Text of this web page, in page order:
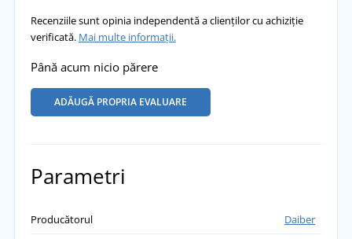
Recenziile sunt opinia independentă a clienților cu achiziție
verificată. Mai multe informații.
Până acum nicio părere
ADĂUGĂ PROPRIA EVALUARE
Parametri
Producătorul
Daiber